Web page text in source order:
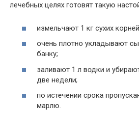
лечебных целях готовят такую
измельчают 1 кг сухих
очень плотно укладывают
банку;
заливают 1 л водки и
две недели;
по истечении срока
марлю.